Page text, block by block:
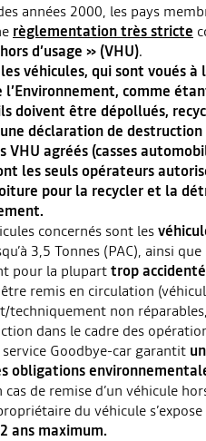
années 2000, les pays
règlementation très stricte
d’usage » (VHU).
les véhicules, qui sont voués
l’Environnement, comme
doivent être dépollués,
déclaration de
VHU agréés (casses
les seuls opérateurs
pour la recycler et la
concernés sont les
3,5 Tonnes (PAC), ainsi
pour la pluparttrop
remis en circulation
techniquement non
dans le cadre des
service Goodbye-car garantit
obligations
cas de remise d’un véhicule
du véhicule
ans maximum.